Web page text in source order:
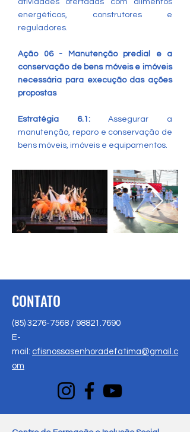
atividades ofertadas com alimentos
energéticos, construtores e
reguladores.
Ação 06 - Manutenção predial e a
conservação de bens móveis e imóveis
necessária para execução das ações
propostas
Estratégia 6.1:Assegurar a
manutenção, reparo e conservação de
bens móveis, imóveis e equipamentos.
CONTATO
(85) 3276-7568 / 98821.7690
E-
mail: cfisnossasenhoradefatima@gmail.c
om